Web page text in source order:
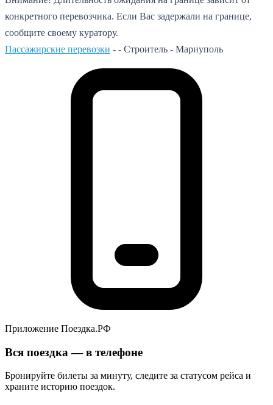
конкретного перевозчика. Если Вас задержали на границе,
сообщите своему куратору.
Пассажирские перевозки - - Строитель - Мариуполь
Приложение Поездка.РФ
Вся поездка — в телефоне
Бронируйте билеты за минуту, следите за статусом рейса и
храните историю поездок.